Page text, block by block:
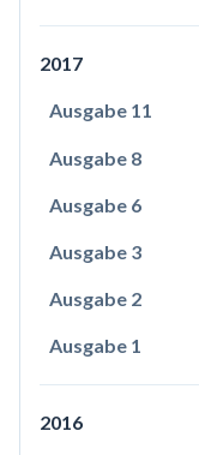
2017
Ausgabe 11
Ausgabe 8
Ausgabe 6
Ausgabe 3
Ausgabe 2
Ausgabe 1
2016